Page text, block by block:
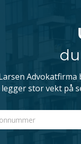
stor vekt på